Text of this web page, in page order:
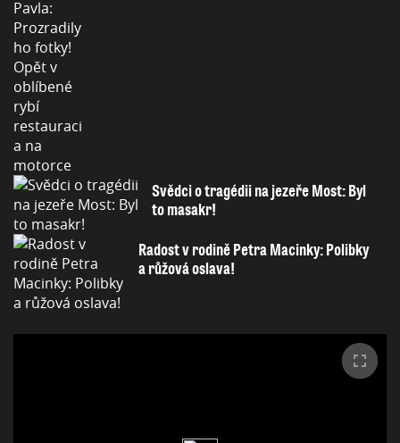
Svědci o tragédii na jezeře Most: Byl
to masakr!
Radost v rodině Petra Macinky: Polibky
a růžová oslava!